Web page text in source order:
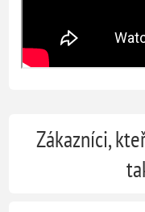
Zákazníci,